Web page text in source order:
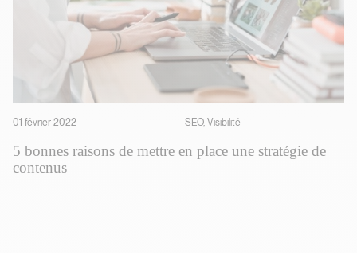
01 février 2022 SEO, Visibilité
5 bonnes raisons de mettre en place une stratégie de
contenus